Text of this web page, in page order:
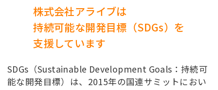
株式会社アライブは
持続可能な開発目標（SDGs）を
支援しています
SDGs（Sustainable Development Goals：持続可
能な開発目標）は、2015年の国連サミットにおい